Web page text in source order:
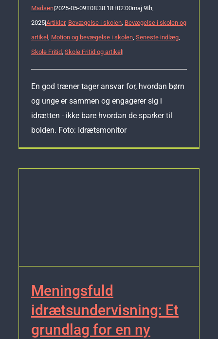
Madsen|2025-05-09T08:38:18+02:00maj 9th,
2025|Artikler, Bevægelse i skolen, Bevægelse i skolen og
artikel , Motion og bevægelse i skolen, Seneste indlæg,
Skole Fritid, Skole Fritid og artikel |
En god træner tager ansvar for, hvordan børn
og unge er sammen og engagerer sig i
idrætten - ikke bare hvordan de sparker til
bolden. Foto: Idrætsmonitor
Meningsfuld
idrætsundervisning: Et
grundlag for en ny